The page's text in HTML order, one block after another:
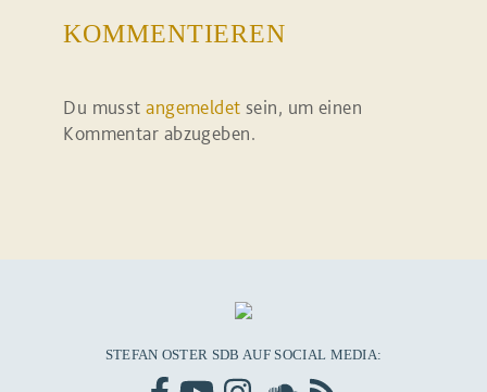
KOMMENTIEREN
Du musstangemeldet sein, um einen
Kommentar abzugeben.
STEFAN OSTER SDB AUF SOCIAL MEDIA: